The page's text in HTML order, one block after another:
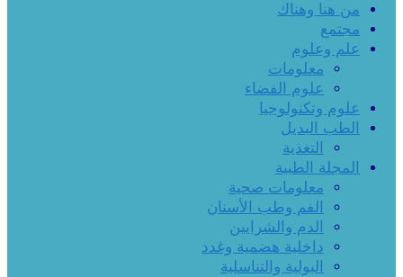
من هنا وهناك
مجتمع
علم وعلوم
معلومات
علوم الفضاء
علوم وتكنولوجيا
الطب البديل
التغذية
المجلة الطبية
معلومات صحية
الفم وطب الأسنان
الدم والشرايين
داخلية هضمية وغدد
البولية والتناسلية